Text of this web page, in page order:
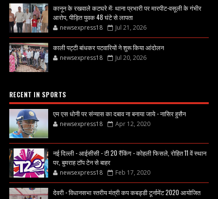
कानून के रखवाले कटघरे में: थाना प्रभारी पर मारपीट-वसूली के गंभीर
आरोप, पीड़ित युवक 48 घंटे से लापता
newsexpress18 Jul 21, 2026
काली पट्टी बांधकर पटवारियों ने शुरू किया आंदोलन
newsexpress18 Jul 20, 2026
RECENT IN SPORTS
एम एस धोनी पर संन्यास का दबाव ना बनाया जाये - नासिर हुसैन
newsexpress18 Apr 12, 2020
नई दिल्ली - आईसीसी - टी 20 रैंकिंग - कोहली फिसले, रोहित 11 वें स्थान
पर, बुमराह टॉप टेन से बाहर
newsexpress18 Feb 17, 2020
देवरी - विधानसभा स्तरीय मंत्री कप कबड्डी टूर्नामेंट 2020 आयोजित